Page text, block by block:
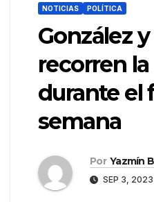
NOTICIAS POLÍTICA
González
recorren la
durante el
semana
Por Yazmín
SEP 3, 2023